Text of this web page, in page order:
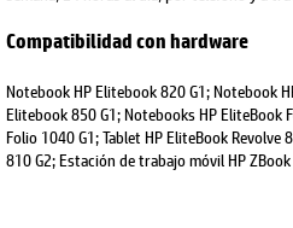
Compatibilidad con hardware
Notebook HP Elitebook 820 G1; Notebook
Elitebook 850 G1; Notebooks HP EliteBook
Folio 1040 G1; Tablet HP EliteBook Revolve
810 G2; Estación de trabajo móvil HP